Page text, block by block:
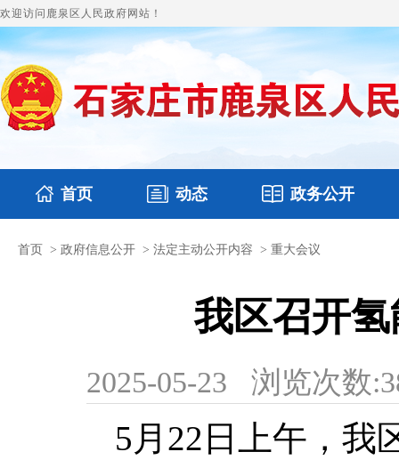
欢迎访问鹿泉区人民政府网站！
首页 动态
国务要闻 鹿泉要闻 图片新闻
政务公开
本区文件 财政预决算
首页 > 政府信息公开 > 法定主动公开内容 > 重大会议
我区召开
2025-05-23 浏览次数:
5月22日上午，我